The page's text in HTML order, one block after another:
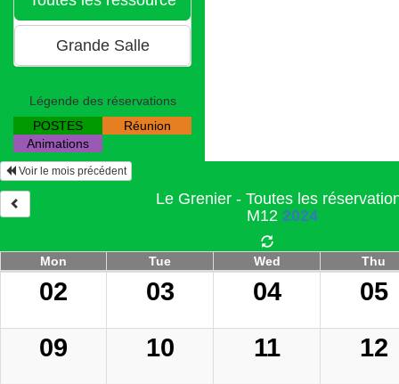
Légende des réservations
POSTES
Réunion
Animations
Voir le mois précédent
Le Grenier - Toutes les
M12 2024
Mon Tue Wed Thu
02 03 04
05
09
10 11
12